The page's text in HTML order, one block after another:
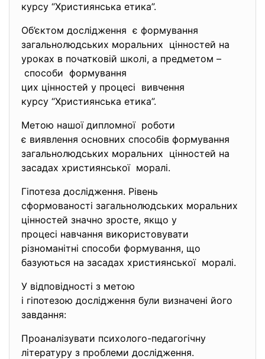
курсу “Християнська етика”.
Об’єктом дослідження є формування
загальнолюдських моральних цінностей на
уроках в початковій школі, а предметом –
способи формування
цих цінностей у процесі вивчення
курсу “Християнська етика”.
Метою нашої дипломної роботи
є виявлення основних способів формування
загальнолюдських моральних цінностей на
засадах християнської моралі.
Гіпотеза дослідження. Рівень
сформованості загальнолюдських моральних
цінностей значно зросте, якщо у
процесі навчання використовувати
різноманітні способи формування, що
базуються на засадах християнської моралі.
У відповідності з метою
і гіпотезою дослідження були визначені його
завдання:
Проаналізувати психолого-педагогічну
літературу з проблеми дослідження.